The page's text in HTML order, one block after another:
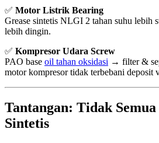
✅ Motor Listrik Bearing
Grease sintetis NLGI 2 tahan suhu lebih
lebih dingin.
✅ Kompresor Udara Screw
PAO base oil tahan oksidasi → filter &
motor kompresor tidak terbebani deposit
Tantangan: Tidak
Sintetis